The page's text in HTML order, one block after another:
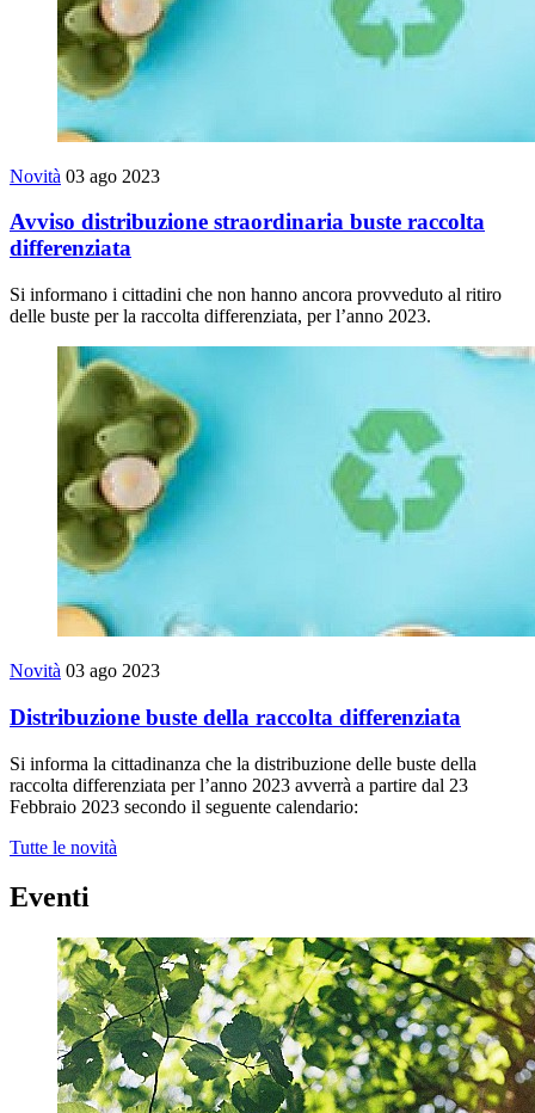
Novità 03 ago 2023
Avviso distribuzione straordinaria buste raccolta
differenziata
Si informano i cittadini che non hanno ancora provveduto al ritiro
delle buste per la raccolta differenziata, per l’anno 2023.
Novità 03 ago 2023
Distribuzione buste della raccolta differenziata
Si informa la cittadinanza che la distribuzione delle buste della
raccolta differenziata per l’anno 2023 avverrà a partire dal 23
Febbraio 2023 secondo il seguente calendario:
Tutte le novità
Eventi